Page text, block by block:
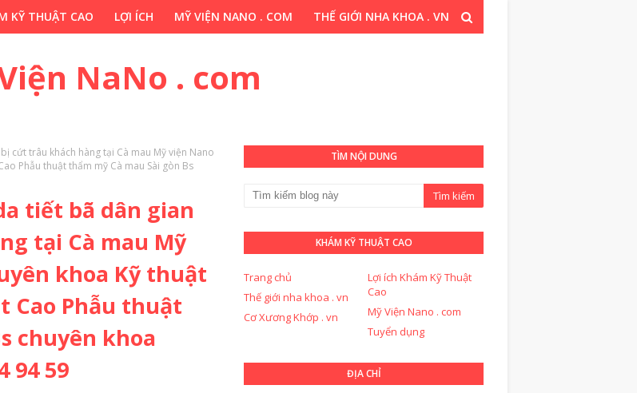
KỸ THUẬT CAO LỢI ÍCH MỸ VIỆN NANO . COM THẾ GIỚI NHA KHOA . VN
NaNo . com
cứt trâu khách hàng tại Cà mau Mỹ viện Nano
Phẫu thuật thẩm mỹ Cà mau Sài gòn Bs
tiết bã dân gian
tại Cà mau Mỹ
khoa Kỹ thuật
Cao Phẫu thuật
chuyên khoa
94 59
TÌM NỘI DUNG
KHÁM KỸ THUẬT CAO
Trang chủ
Lợi ích Khám Kỹ Thuật
Cao
Thế giới nha khoa . vn
Mỹ Viện Nano . com
Cơ Xương Khớp . vn
Tuyển dụng
ĐỊA CHỈ